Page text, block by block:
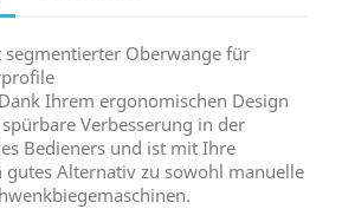
Oberwange für
Ihrem ergonomischen Design
Verbesserung in der
Bedieners und ist mit Ihre
gutes Alternativ zu sowohl manuelle